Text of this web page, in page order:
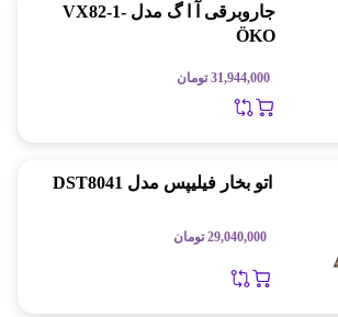
جاروبرقی آ ا گ مدل VX82-1-
ÖKO
31,944,000 تومان
اتو بخار فیلیپس مدل DST8041
29,040,000 تومان